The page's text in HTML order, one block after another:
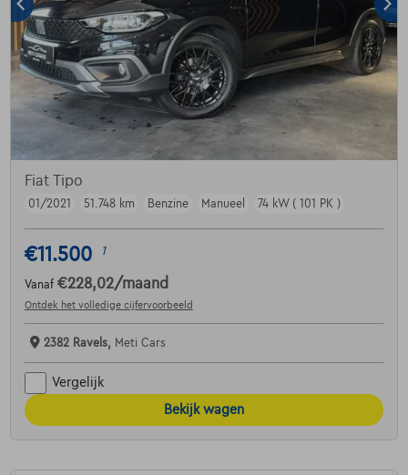
Fiat Tipo
01/2021 51.748 km Benzine Manueel 74 kW ( 101 PK )
€11.500 1
Vanaf €228,02/maand
Ontdek het volledige cijfervoorbeeld
2382 Ravels, Meti Cars
Vergelijk
Bekijk wagen